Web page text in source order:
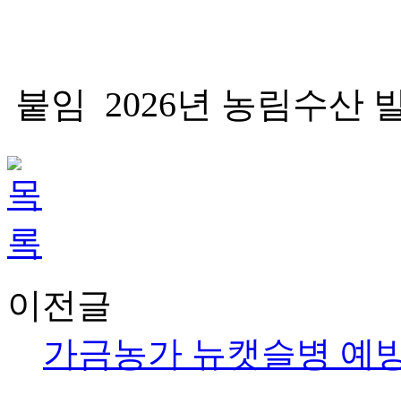
붙임 2026년 농림수산
이전글
가금농가 뉴캣슬병 예